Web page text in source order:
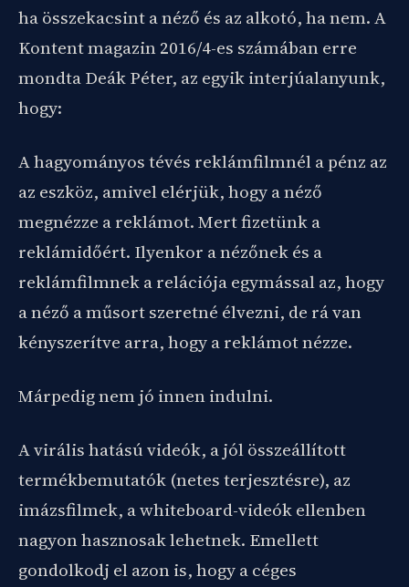
ha összekacsint a néző és az alkotó, ha nem. A
Kontent magazin 2016/4-es számában erre
mondta Deák Péter, az egyik interjúalanyunk,
hogy:
A hagyományos tévés reklámfilmnél a pénz az
az eszköz, amivel elérjük, hogy a néző
megnézze a reklámot. Mert fizetünk a
reklámidőért. Ilyenkor a nézőnek és a
reklámfilmnek a relációja egymással az, hogy
a néző a műsort szeretné élvezni, de rá van
kényszerítve arra, hogy a reklámot nézze.
Márpedig nem jó innen indulni.
A virális hatású videók, a jól összeállított
termékbemutatók (netes terjesztésre), az
imázsfilmek, a whiteboard-videók ellenben
nagyon hasznosak lehetnek. Emellett
gondolkodj el azon is, hogy a céges